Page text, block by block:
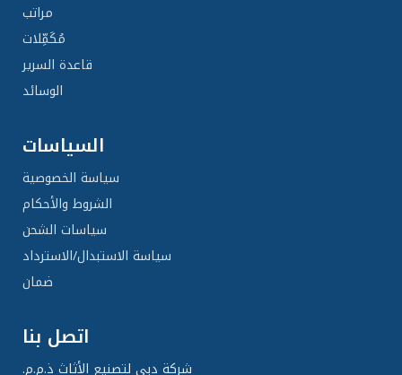
مراتب
مُكَمِّلات
قاعدة السرير
الوسائد
السياسات
سياسة الخصوصية
الشروط والأحكام
سياسات الشحن
سياسة الاستبدال/الاسترداد
ضمان
اتصل بنا
شركة دبي لتصنيع الأثاث ذ.م.م.